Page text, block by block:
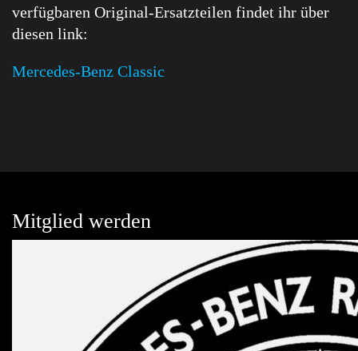
verfügbaren Original-Ersatzteilen findet ihr über
diesen link:
Mercedes-Benz Classic
Mitglied werden